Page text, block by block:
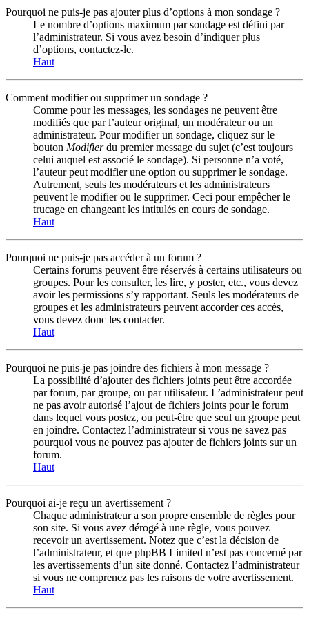
Pourquoi ne puis-je pas ajouter plus d’options à mon sondage ?
Le nombre d’options maximum par sondage est défini par
l’administrateur. Si vous avez besoin d’indiquer plus
d’options, contactez-le.
Haut
Comment modifier ou supprimer un sondage ?
Comme pour les messages, les sondages ne peuvent être
modifiés que par l’auteur original, un modérateur ou un
administrateur. Pour modifier un sondage, cliquez sur le
bouton Modifierdu premier message du sujet (c’est toujours
celui auquel est associé le sondage). Si personne n’a voté,
l’auteur peut modifier une option ou supprimer le sondage.
Autrement, seuls les modérateurs et les administrateurs
peuvent le modifier ou le supprimer. Ceci pour empêcher le
trucage en changeant les intitulés en cours de sondage.
Haut
Pourquoi ne puis-je pas accéder à un forum ?
Certains forums peuvent être réservés à certains utilisateurs ou
groupes. Pour les consulter, les lire, y poster, etc., vous devez
avoir les permissions s’y rapportant. Seuls les modérateurs de
groupes et les administrateurs peuvent accorder ces accès,
vous devez donc les contacter.
Haut
Pourquoi ne puis-je pas joindre des fichiers à mon message ?
La possibilité d’ajouter des fichiers joints peut être accordée
par forum, par groupe, ou par utilisateur. L’administrateur peut
ne pas avoir autorisé l’ajout de fichiers joints pour le forum
dans lequel vous postez, ou peut-être que seul un groupe peut
en joindre. Contactez l’administrateur si vous ne savez pas
pourquoi vous ne pouvez pas ajouter de fichiers joints sur un
forum.
Haut
Pourquoi ai-je reçu un avertissement ?
Chaque administrateur a son propre ensemble de règles pour
son site. Si vous avez dérogé à une règle, vous pouvez
recevoir un avertissement. Notez que c’est la décision de
l’administrateur, et que phpBB Limited n’est pas concerné par
les avertissements d’un site donné. Contactez l’administrateur
si vous ne comprenez pas les raisons de votre avertissement.
Haut